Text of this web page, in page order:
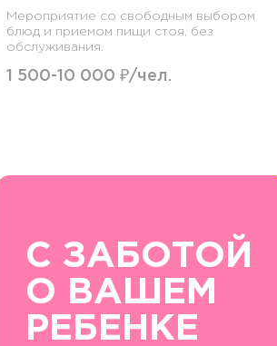
Мероприятие со свободным выбором
блюд и приемом пищи стоя, без
обслуживания.
1 500-10 000 ₽/чел.
С ЗАБОТОЙ
О ВАШЕМ
РЕБЕНКЕ